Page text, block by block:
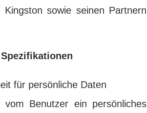
sowie seinen Partnern
für persönliche Daten
Benutzer ein persönliches